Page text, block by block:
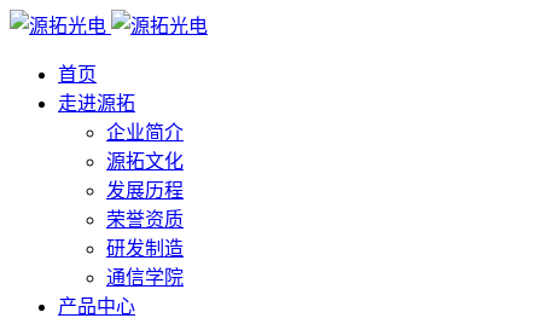
首页
走进源拓
企业简介
源拓文化
发展历程
荣誉资质
研发制造
通信学院
产品中心